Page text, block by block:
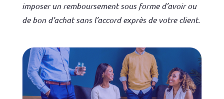
imposer un remboursement sous forme d’avoir ou
de bon d’achat sans l’accord exprès de votre client.